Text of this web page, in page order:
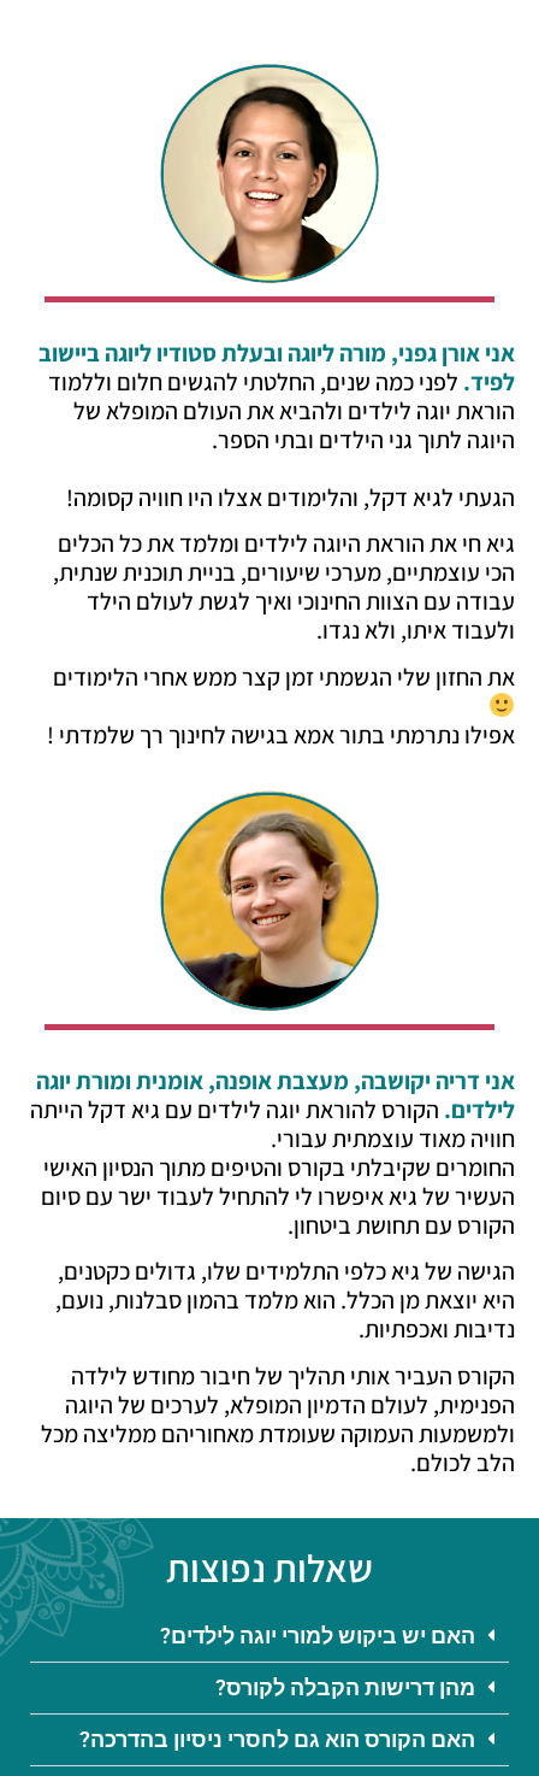
אני אורן גפני, מורה ליוגה ובעלת סטודיו ליוגה ביישוב
לפיד. לפני כמה שנים, החלטתי להגשים חלום וללמוד
הוראת יוגה לילדים ולהביא את העולם המופלא של
היוגה לתוך גני הילדים ובתי הספר.
הגעתי לגיא דקל, והלימודים אצלו היו חוויה קסומה!
גיאחיאת הוראת היוגה לילדים ומלמד את כל הכלים
הכי עוצמתיים, מערכי שיעורים, בניית תוכנית שנתית,
עבודה עם הצוות החינוכי ואיך לגשת לעולם הילד
ולעבוד איתו, ולא נגדו.
את החזון שלי הגשמתי זמן קצר ממש אחרי הלימודים
אפילו נתרמתי בתור אמא בגישה לחינוך רך שלמדתי !
אני דריה יקושבה, מעצבת אופנה, אומנית ומורת יוגה
לילדים. הקורס להוראת יוגה לילדים עם גיא דקל הייתה
חוויה מאוד עוצמתית עבורי.
החומרים שקיבלתי בקורס והטיפים מתוך הנסיון האישי
העשיר של גיא איפשרו לי להתחיל לעבוד ישר עם סיום
הקורס עם תחושת ביטחון.
הגישה של גיא כלפי התלמידים שלו, גדולים כקטנים,
היא יוצאת מן הכלל. הוא מלמד בהמון סבלנות, נועם,
נדיבות ואכפתיות.
הקורס העביר אותי תהליך של חיבור מחודש לילדה
הפנימית, לעולם הדמיון המופלא, לערכים של היוגה
ולמשמעות העמוקה שעומדת מאחוריהם ממליצה מכל
הלב לכולם.
שאלות נפוצות
האם יש ביקוש למורי יוגה לילדים?
מהן דרישות הקבלה לקורס?
האם הקורס הוא גם לחסרי ניסיון בהדרכה?